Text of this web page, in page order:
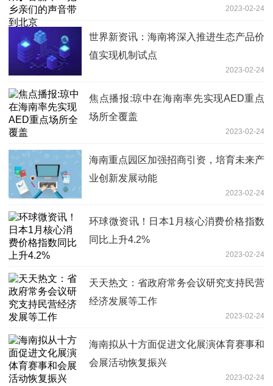
2023-02-24
世界新资讯：海南将深入推进生态产品价
值实现机制试点
2023-02-24
焦点播报:琼中在海南率先实现AED重点
场所全覆盖
2023-02-24
海南重点园区加强招商引资，培育未来产
业创新发展动能
2023-02-24
环球微资讯！日本1月核心消费价格指数
同比上升4.2%
2023-02-24
天天热文：省政府常务会议研究支持民营
经济发展等工作
2023-02-24
海南拟从十方面促进文化展演体育赛事和
会展活动恢复振兴
2023-02-24